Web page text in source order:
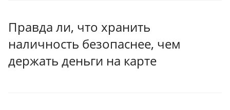
Правда ли, что хранить
наличность безопаснее, чем
держать деньги на карте